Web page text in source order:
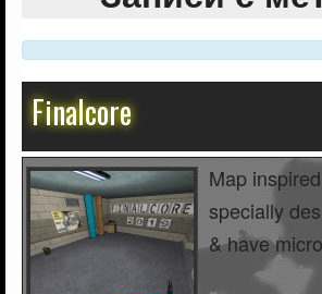
Finalcore
Map
specially
& have